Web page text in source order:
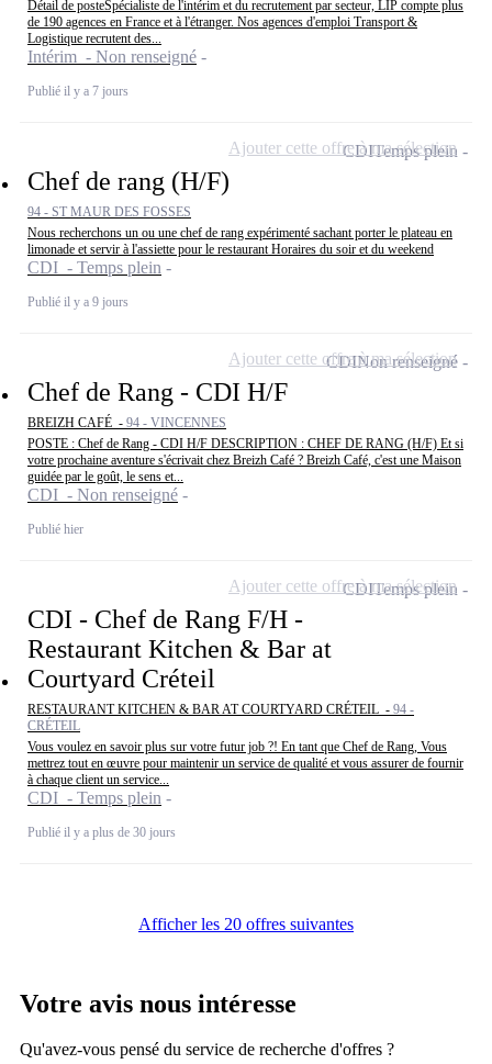
Détail de posteSpécialiste de l'intérim et du recrutement par secteur, LIP compte plus
de 190 agences en France et à l'étranger. Nos agences d'emploi Transport &
Logistique recrutent des...
Intérim - Non renseigné
Publié il y a 7 jours
Chef de rang (H/F)
94 - ST MAUR DES FOSSES
Nous recherchons un ou une chef de rang expérimenté sachant porter le plateau en
limonade et servir à l'assiette pour le restaurant Horaires du soir et du weekend
CDI - Temps plein
Publié il y a 9 jours
CDITemps plein
Ajouter cette offre à ma sélection
Chef de Rang - CDI H/F
BREIZH CAFÉ - 94 - VINCENNES
POSTE : Chef de Rang - CDI H/F DESCRIPTION : CHEF DE RANG (H/F) Et si
votre prochaine aventure s'écrivait chez Breizh Café ? Breizh Café, c'est une Maison
guidée par le goût, le sens et...
CDI - Non renseigné
Publié hier
CDINon renseigné
Ajouter cette offre à ma sélection
CDI - Chef de Rang F/H -
Restaurant Kitchen & Bar at
Courtyard Créteil
RESTAURANT KITCHEN & BAR AT COURTYARD CRÉTEIL - 94 -
CRÉTEIL
Vous voulez en savoir plus sur votre futur job ?! En tant que Chef de Rang, Vous
mettrez tout en œuvre pour maintenir un service de qualité et vous assurer de fournir
à chaque client un service...
CDI - Temps plein
Publié il y a plus de 30 jours
CDITemps plein
Ajouter cette offre à ma sélection
Afficher les 20 offres suivantes
Votre avis nous intéresse
Qu'avez-vous pensé du service de recherche d'offres ?